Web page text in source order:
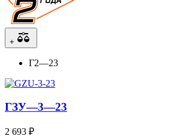
+
Г2—23
ГЗУ—3—23
2 693 ₽